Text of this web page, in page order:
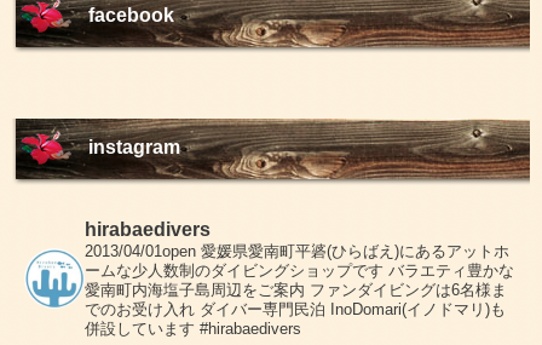
facebook
instagram
hirabaedivers
2013/04/01open 愛媛県愛南町平碆(ひらばえ)にあるアットホ
ームな少人数制のダイビングショップです バラエティ豊かな
愛南町内海塩子島周辺をご案内 ファンダイビングは6名様ま
でのお受け入れ ダイバー専門民泊 InoDomari(イノドマリ)も
併設しています #hirabaedivers